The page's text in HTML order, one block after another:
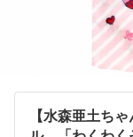
【水森亜土ち